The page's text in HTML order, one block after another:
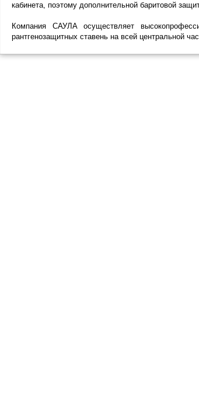
кабинета, поэтому дополнительной баритовой
Компания САУЛА осуществляет
рантгенозащитных ставень на всей центральной